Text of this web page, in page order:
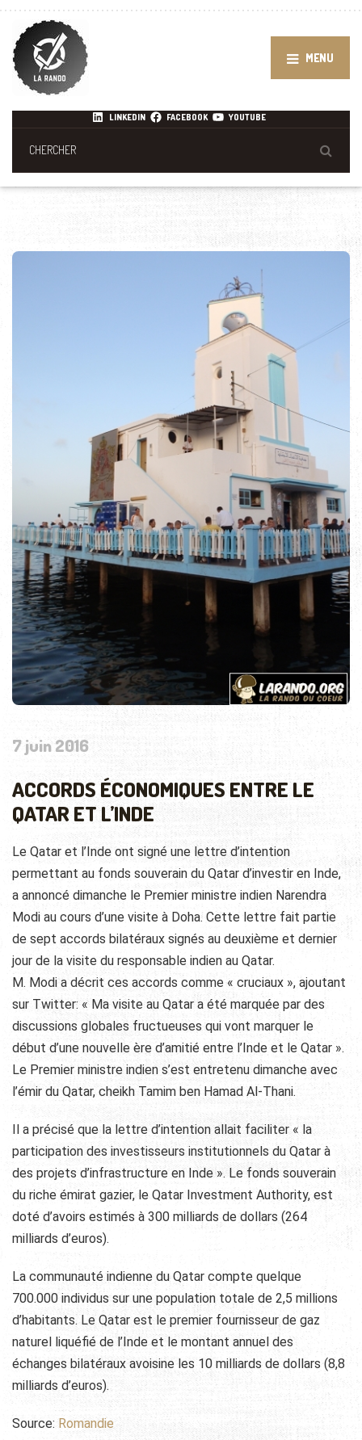
MENU
LINKEDIN FACEBOOK YOUTUBE
7 juin 2016
ACCORDS ÉCONOMIQUES ENTRE LE
QATAR ET L’INDE
Le Qatar et l’Inde ont signé une lettre d’intention
permettant au fonds souverain du Qatar d’investir en Inde,
a annoncé dimanche le Premier ministre indien Narendra
Modi au cours d’une visite à Doha. Cette lettre fait partie
de sept accords bilatéraux signés au deuxième et dernier
jour de la visite du responsable indien au Qatar.
M. Modi a décrit ces accords comme « cruciaux », ajoutant
sur Twitter: « Ma visite au Qatar a été marquée par des
discussions globales fructueuses qui vont marquer le
début d’une nouvelle ère d’amitié entre l’Inde et le Qatar ».
Le Premier ministre indien s’est entretenu dimanche avec
l’émir du Qatar, cheikh Tamim ben Hamad Al-Thani.
Il a précisé que la lettre d’intention allait faciliter « la
participation des investisseurs institutionnels du Qatar à
des projets d’infrastructure en Inde ». Le fonds souverain
du riche émirat gazier, le Qatar Investment Authority, est
doté d’avoirs estimés à 300 milliards de dollars (264
milliards d’euros).
La communauté indienne du Qatar compte quelque
700.000 individus sur une population totale de 2,5 millions
d’habitants. Le Qatar est le premier fournisseur de gaz
naturel liquéfié de l’Inde et le montant annuel des
échanges bilatéraux avoisine les 10 milliards de dollars (8,8
milliards d’euros).
Source: Romandie